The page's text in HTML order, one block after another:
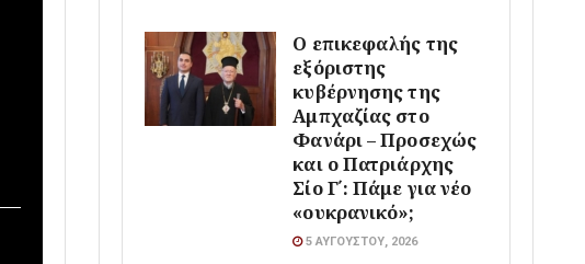
Ο επικεφαλής της
εξόριστης
κυβέρνησης της
Αμπχαζίας στο
Φανάρι – Προσεχώς
και ο Πατριάρχης
Σίο Γ΄: Πάμε για νέο
«ουκρανικό»;
5 ΑΥΓΟΎΣΤΟΥ, 2026